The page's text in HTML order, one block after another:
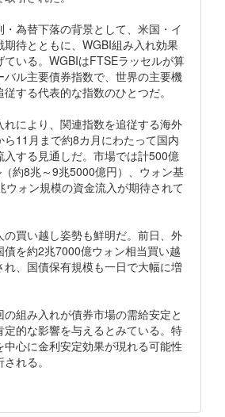
・為替下落の背景として、米国・イ
期待とともに、WGBI組み入れ効果
ている。WGBIはFTSEラッセルが算
バル主要債券指数で、世界の主要機
する代表的な指数のひとつだ。
れにより、関連指数を追従する海外
ら11月まで約8カ月にわたって国内
入する見通しだ。市場では計500億
約8兆～9兆5000億円）、ウォン基
ウォン規模の資金流入が期待されて
の買い越し姿勢も鮮明だ。前日、外
債を約2兆7000億ウォン相当買い越
れ、国債保有規模も一日で大幅に増
の組み入れが債券市場の需給安定と
定的な影響を与えるとみている。特
中心に金利安定効果が現れる可能性
れる。